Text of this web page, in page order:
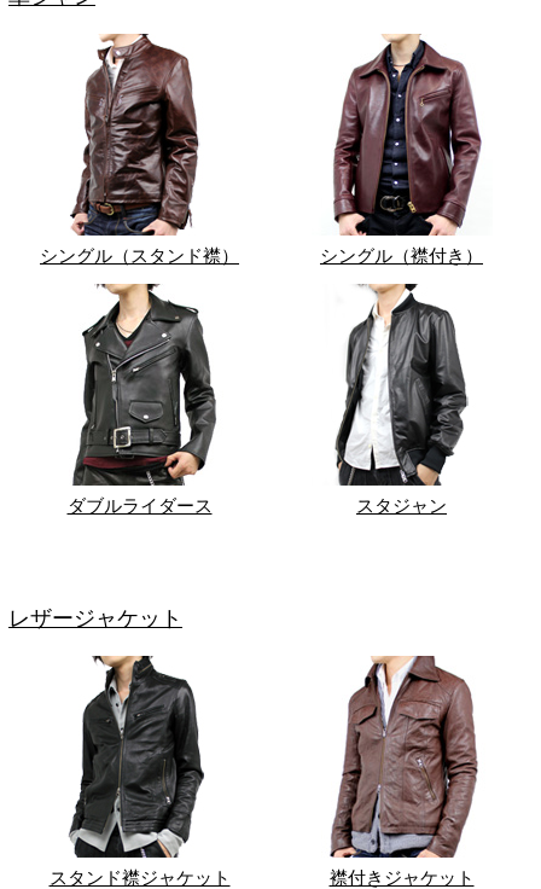
シングル（スタンド襟） シングル（襟付き）
ダブルライダース スタジャン
レザージャケット
スタンド襟ジャケット 襟付きジャケット